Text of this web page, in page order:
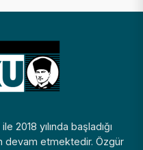
2018 yılında başladığı
devam etmektedir. Özgür